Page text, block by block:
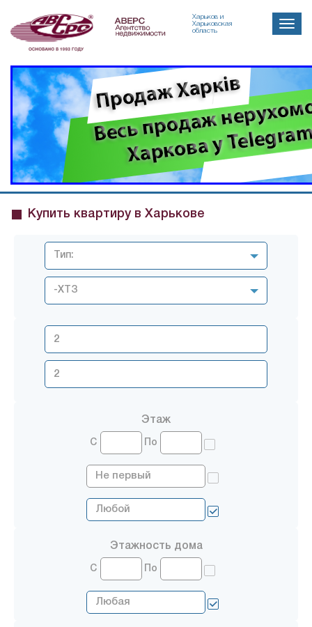
Харьков и
Харьковская
область
Toggle
Купить квартиру в Харькове
Тип:
-ХТЗ
Этаж
С По
Этажность дома
С По